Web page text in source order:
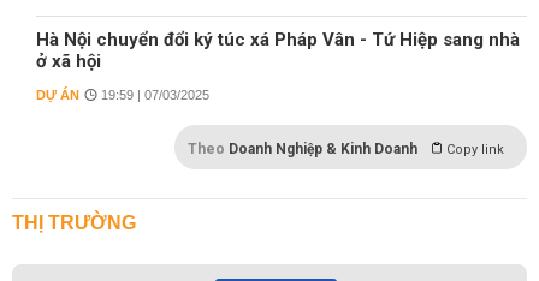
Hà Nội chuyển đổi ký túc xá Pháp Vân - Tứ Hiệp sang nhà
ở xã hội
DỰ ÁN 19:59 | 07/03/2025
Theo Doanh Nghiệp & Kinh Doanh Copy link
THỊ TRƯỜNG